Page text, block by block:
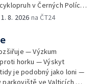
v Černých Polích
ve Věžkách
1. 8. 2026 na ČT24
— Výzkum
horku — Výskyt
je podobný jako loni —
parkoviště ve Valticích —